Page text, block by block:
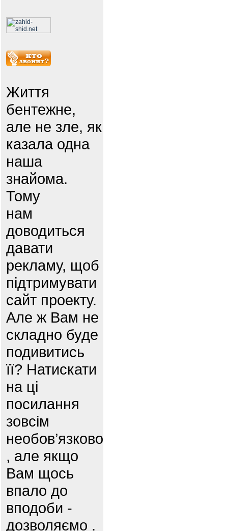
Життя
бентежне,
але не зле, як
казала одна
наша
знайома.
Тому
нам
доводиться
давати
рекламу, щоб
підтримувати
сайт проекту.
Але ж Вам не
складно буде
подивитись
її? Натискати
на ці
посилання
зовсім
необов’язково
, але якщо
Вам щось
впало до
вподоби -
дозволяємо .